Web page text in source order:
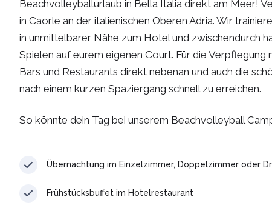
Beachvolleyballurlaub in Bella Italia direkt am Meer!
in Caorle an der italienischen Oberen Adria. Wir
in unmittelbarer Nähe zum Hotel und zwischendurch
Spielen auf eurem eigenen Court. Für die Verpflegung
Bars und Restaurants direkt nebenan und auch die
nach einem kurzen Spaziergang schnell zu erreichen.
So könnte dein Tag bei unserem Beachvolleyball
Übernachtung im Einzelzimmer, Doppelzimmer oder
Frühstücksbuffet im Hotelrestaurant